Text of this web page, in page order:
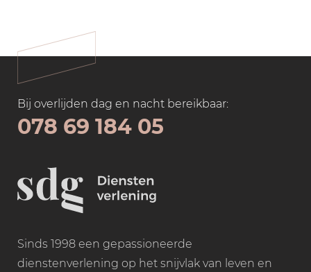
Bij overlijden dag en nacht bereikbaar:
078 69 184 05
Sinds 1998 een gepassioneerde
dienstenverlening op het snijvlak van leven en